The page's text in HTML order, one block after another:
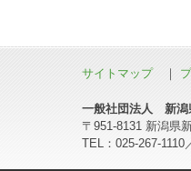
サイトマップ｜
一般社団法人 新潟
〒951-8131 新潟県
TEL：025-267-1110